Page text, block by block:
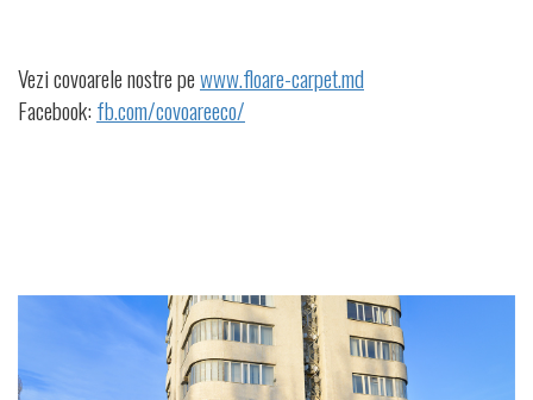
Vezi covoarele nostre pewww.floare-carpet.md
Facebook: fb.com/covoareeco/